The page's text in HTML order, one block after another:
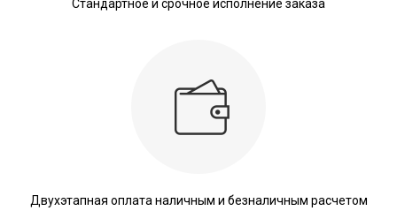
Стандартное и срочное исполнение заказа
Двухэтапная оплата наличным и безналичным расчетом